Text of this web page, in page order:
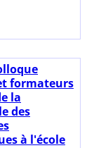
formateurs
la
des
à l'école